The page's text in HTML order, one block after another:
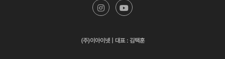
(주)이아이넷 | 대표 : 김택훈